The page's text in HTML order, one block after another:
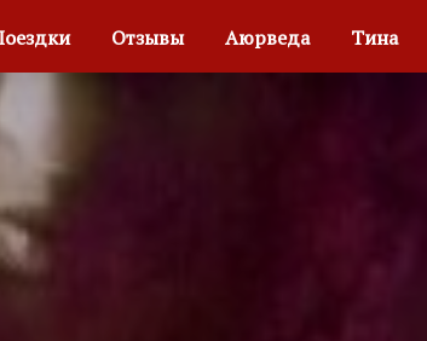
Отзывы Аюрведа Тина